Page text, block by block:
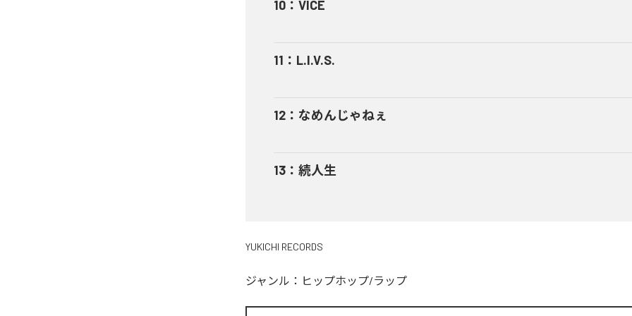
10 ： VICE
11 ： L.I.V.S.
12 ： なめんじゃねぇ
13 ： 続人生
YUKICHI RECORDS
ジャンル： ヒップホップ/ラップ